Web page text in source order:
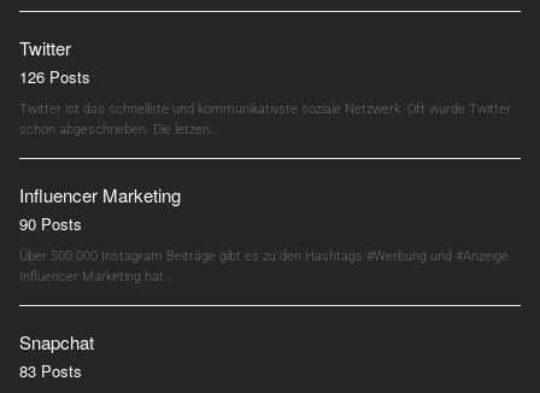
Twitter
126 Posts
Twitter ist das schnellste und kommunikativste soziale Netzwerk. Oft wurde Twitter
schon abgeschrieben. Die letzen…
Influencer Marketing
90 Posts
Über 500.000 Instagram Beiträge gibt es zu den Hashtags #Werbung und #Anzeige.
Influencer Marketing hat…
Snapchat
83 Posts